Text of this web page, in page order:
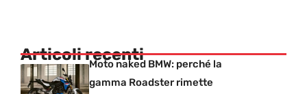
Articoli recentiMoto naked BMW: perché la
gamma Roadster rimette